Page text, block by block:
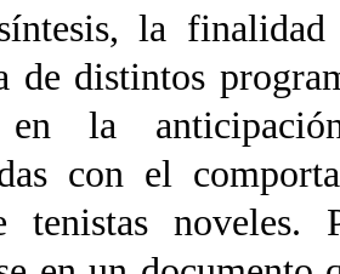
la finalidad
de distintos
en la
con el
tenistas noveles.